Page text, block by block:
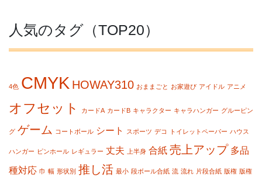
人気のタグ（TOP20）
4色 CMYK HOWAY310 おままごと お家遊び アイドル アニメ
オフセット カードA カードB キャラクター キャラハンガー グルーピン
グ ゲーム コートボール シート スポーツ デコ トイレットペーパー ハウス
ハンガー ピンホール レギュラー 丈夫 上半身 合紙 売上アップ 多品
種対応 巾 幅 形状別 推し活 最小 段ボール合紙 流 流れ 片段合紙 版権 版権